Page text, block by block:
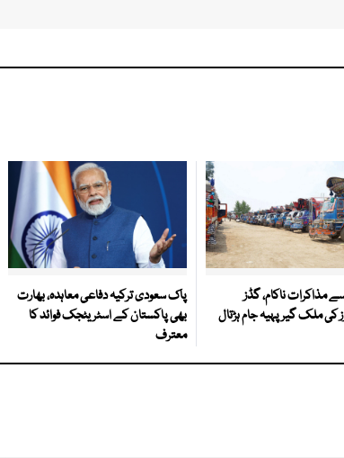
مذاکرات ناکام، گڈز
کی ملک گیر پہیہ جام ہڑتال
پاک سعودی ترکیہ دفاعی معاہدہ، بھارت
بھی پاکستان کے اسٹریٹجک فوائد کا
معترف